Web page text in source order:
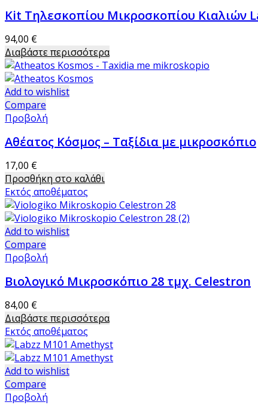
Kit Τηλεσκοπίου Μικροσκοπίου Κιαλιών
94,00 €
Διαβάστε περισσότερα
Add to wishlist
Compare
Προβολή
Αθέατος Κόσμος – Ταξίδια με μικροσκόπιο
17,00 €
Προσθήκη στο καλάθι
Εκτός αποθέματος
Add to wishlist
Compare
Προβολή
Βιολογικό Μικροσκόπιο 28 τμχ. Celestron
84,00 €
Διαβάστε περισσότερα
Εκτός αποθέματος
Add to wishlist
Compare
Προβολή